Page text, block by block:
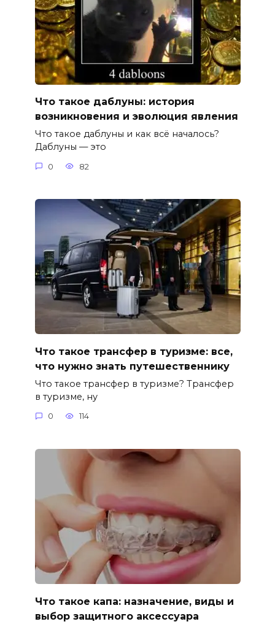
Что такое даблуны: история
возникновения и эволюция явления
Что такое даблуны и как всё началось?
Даблуны — это
0 82
Что такое трансфер в туризме: все,
что нужно знать путешественнику
Что такое трансфер в туризме? Трансфер
в туризме, ну
0 114
Что такое капа: назначение, виды и
выбор защитного аксессуара